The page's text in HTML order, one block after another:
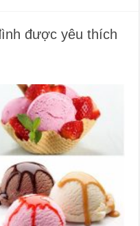
được yêu thích